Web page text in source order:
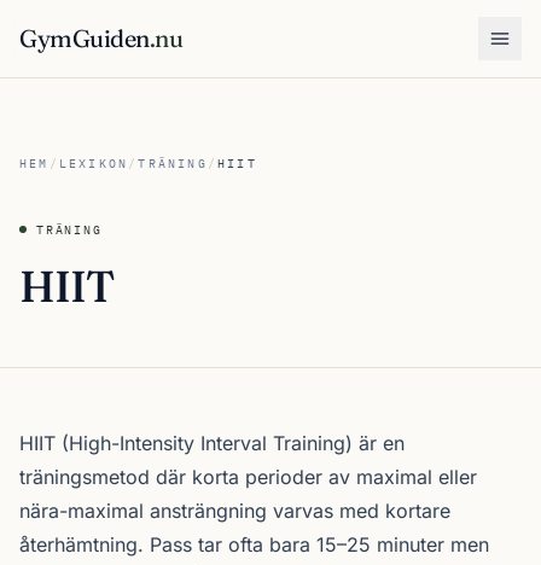
GymGuiden.nu
HEM / LEXIKON /TRÄNING /HIIT
TRÄNING
HIIT
HIIT (High-Intensity Interval Training) är en
träningsmetod där korta perioder av maximal eller
nära-maximal ansträngning varvas med kortare
återhämtning. Pass tar ofta bara 15–25 minuter men